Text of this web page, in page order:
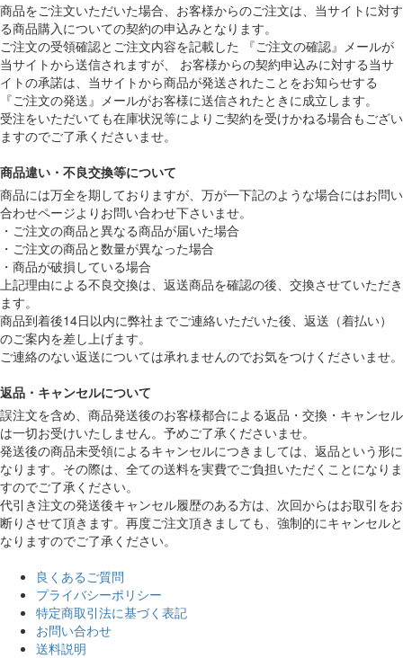
商品をご注文いただいた場合、お客様からのご注文は、当サイトに対す
る商品購入についての契約の申込みとなります。
ご注文の受領確認とご注文内容を記載した 『ご注文の確認』メールが
当サイトから送信されますが、 お客様からの契約申込みに対する当サ
イトの承諾は、当サイトから商品が発送されたことをお知らせする
『ご注文の発送』メールがお客様に送信されたときに成立します。
受注をいただいても在庫状況等によりご契約を受けかねる場合もござい
ますのでご了承くださいませ。
商品違い・不良交換等について
商品には万全を期しておりますが、万が一下記のような場合にはお問い
合わせページよりお問い合わせ下さいませ。
・ご注文の商品と異なる商品が届いた場合
・ご注文の商品と数量が異なった場合
・商品が破損している場合
上記理由による不良交換は、返送商品を確認の後、交換させていただき
ます。
商品到着後14日以内に弊社までご連絡いただいた後、返送（着払い）
のご案内を差し上げます。
ご連絡のない返送については承れませんのでお気をつけくださいませ。
返品・キャンセルについて
誤注文を含め、商品発送後のお客様都合による返品・交換・キャンセル
は一切お受けいたしません。予めご了承くださいませ。
発送後の商品未受領によるキャンセルにつきましては、返品という形に
なります。その際は、全ての送料を実費でご負担いただくことになりま
すのでご了承ください。
代引き注文の発送後キャンセル履歴のある方は、次回からはお取引をお
断りさせて頂きます。再度ご注文頂きましても、強制的にキャンセルと
なりますのでご了承ください。
良くあるご質問
プライバシーポリシー
特定商取引法に基づく表記
お問い合わせ
送料説明